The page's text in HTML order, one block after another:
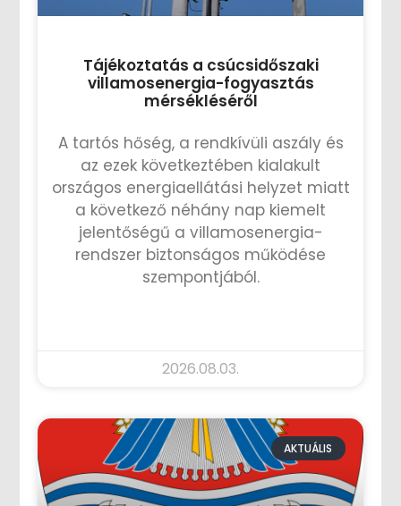
Tájékoztatás a csúcsidőszaki
villamosenergia-fogyasztás
mérsékléséről
A tartós hőség, a rendkívüli aszály és
az ezek következtében kialakult
országos energiaellátási helyzet miatt
a következő néhány nap kiemelt
jelentőségű a villamosenergia-
rendszer biztonságos működése
szempontjából.
2026.08.03.
AKTUÁLIS